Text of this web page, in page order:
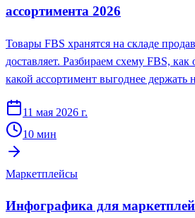
ассортимента 2026
Товары FBS хранятся на складе
доставляет. Разбираем схему FBS, как
какой ассортимент выгоднее держать
11 мая 2026 г.
10 мин
Маркетплейсы
Инфографика для